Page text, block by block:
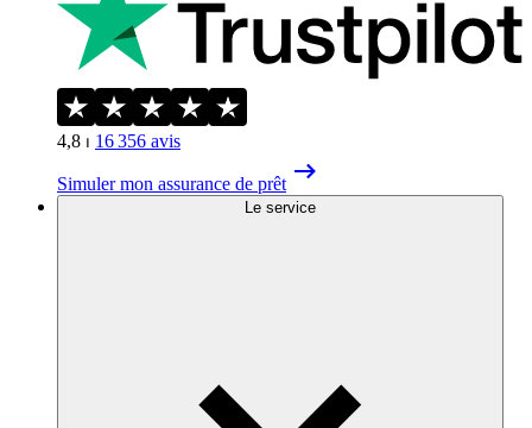
4,8 ⏐ 16 356 avis
Simuler mon assurance de prêt
Le service